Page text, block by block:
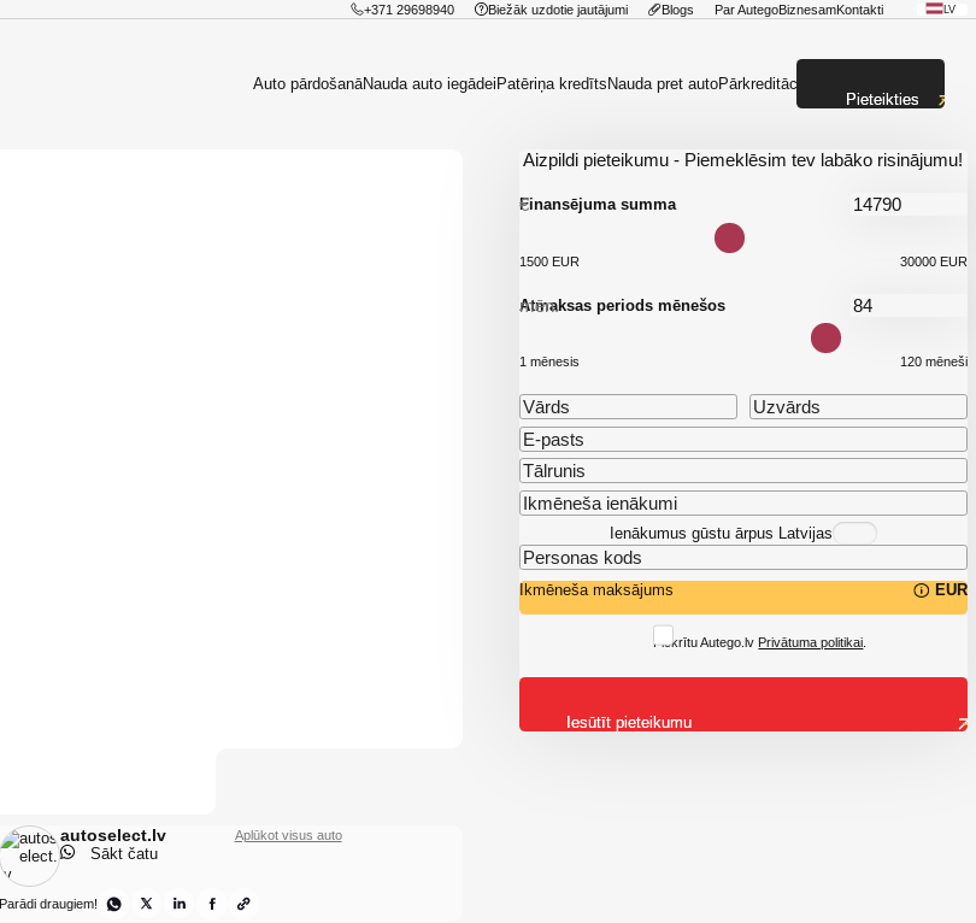
+371 29698940 Biežāk uzdotie jautājumi Blogs Par AutegoBiznesamKontakti LV
Auto pārdošanāNauda auto iegādeiPatēriņa kredītsNauda pret autoPārkreditācija
autoselect.lv
Sākt čatu
Aplūkot visus auto
Parādi draugiem!
Aizpildi pieteikumu - Piemeklēsim tev labāko risinājumu!
Finansējuma summa
€
1500 EUR 30000 EUR
Atmaksas periods mēnešos
mēn.
1 mēnesis 120 mēneši
Ienākumus gūstu ārpus Latvijas
Ikmēneša maksājums EUR
Piekrītu Autego.lv Privātuma politikai